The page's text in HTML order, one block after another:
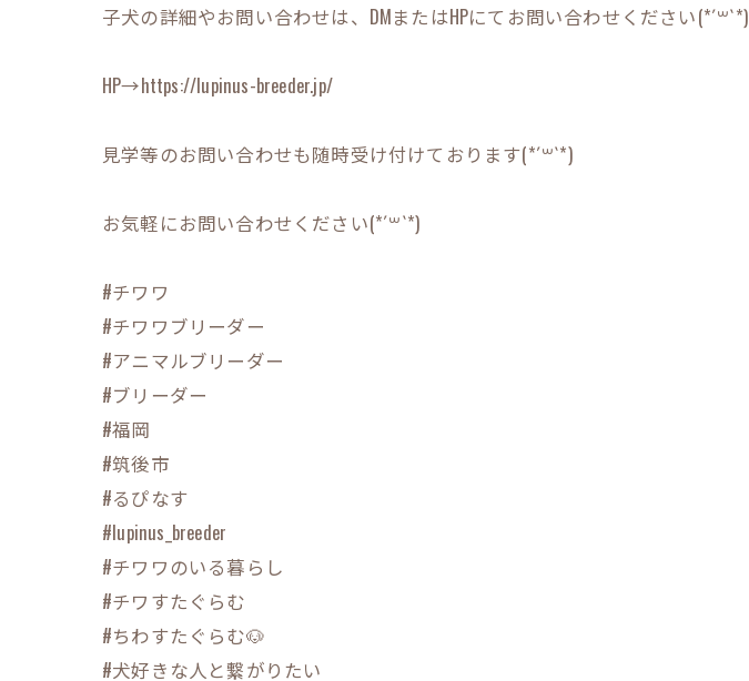
子犬の詳細やお問い合わせは、DMまたはHPにてお問い合わせください(*´꒳`*)
HP→https://lupinus-breeder.jp/
見学等のお問い合わせも随時受け付けております(*´꒳`*)
お気軽にお問い合わせください(*´꒳`*)
#チワワ
#チワワブリーダー
#アニマルブリーダー
#ブリーダー
#福岡
#筑後市
#るぴなす
#lupinus_breeder
#チワワのいる暮らし
#チワすたぐらむ
#ちわすたぐらむ🐶
#犬好きな人と繋がりたい